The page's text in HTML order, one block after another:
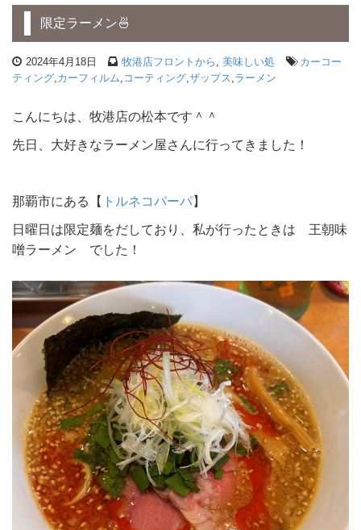
限定ラーメン🍜
2024年4月18日 牧港店フロントから , 美味しい処
カーコー
ティング,カーフィルム, コーティング,ザップス,ラーメン
こんにちは、牧港店の松本です＾＾
先日、大好きなラーメン屋さんに行ってきました！
那覇市にある【 トルネコパーパ】
日曜日は限定麺をだしており、私が行ったときは 王朝味
噌ラーメン でした！